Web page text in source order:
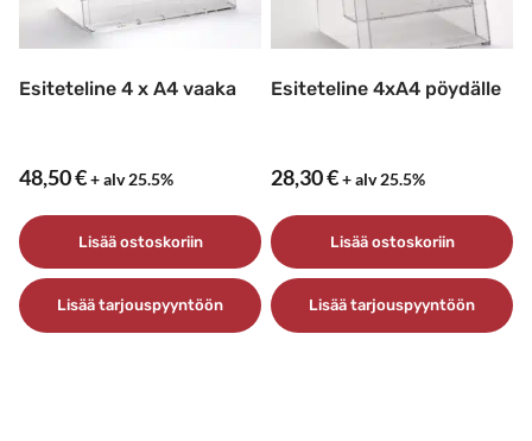
Esiteteline 4 x A4 vaaka
48,50€+ alv 25.5%
Lisää ostoskoriin
Lisää tarjouspyyntöön
Esiteteline 4xA4 pöydälle
28,30€+ alv 25.5%
Lisää ostoskoriin
Lisää tarjouspyyntöön